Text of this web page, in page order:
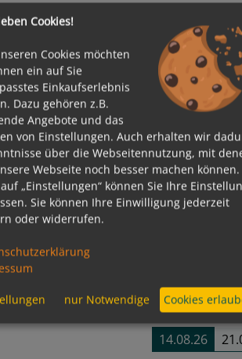
Next
50Termine
14.08.26
Gewählter
14.08.2026 -
Long Beach
15Termine
14.08.26
Cookies!
Cookies möchten
ein auf Sie
Einkaufserlebnis
Dazu gehören z.B.
Angebote und das
von Einstellungen. Auch erhalten wir
über die Webseitennutzung, mit
Webseite noch besser machen
„Einstellungen“ können Sie Ihre
Sie können Ihre Einwilligung jederzeit
oder widerrufen.
nur Notwendige Cookies